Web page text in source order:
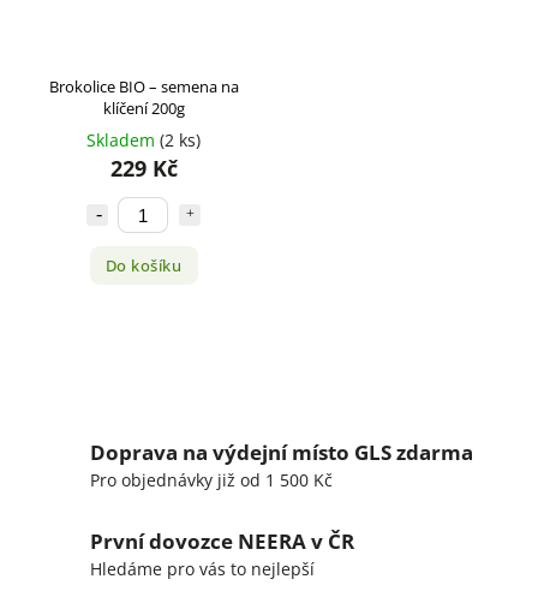
Brokolice BIO – semena na
klíčení 200g
Skladem (2 ks)
229 Kč
Do košíku
Doprava na výdejní místo GLS zdarma
Pro objednávky již od 1 500 Kč
První dovozce NEERA v ČR
Hledáme pro vás to nejlepší